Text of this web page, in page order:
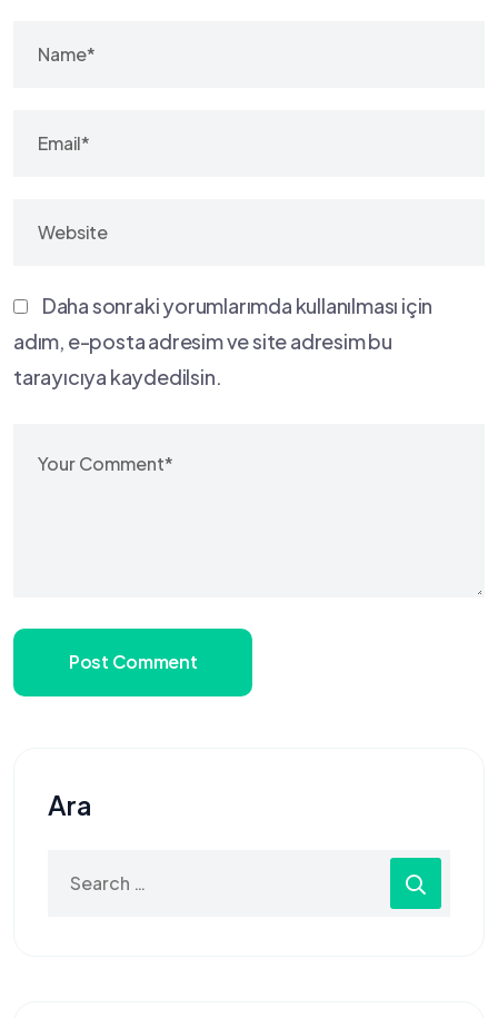
Daha sonraki yorumlarımda kullanılması için
adım, e-posta adresim ve site adresim bu
tarayıcıya kaydedilsin.
Post Comment
Ara
for: